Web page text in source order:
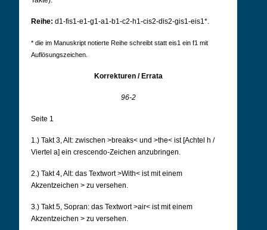
Reihe: d1-fis1-e1-g1-a1-b1-c2-h1-cis2-dis2-gis1-eis1*.
* die im Manuskript notierte Reihe schreibt statt eis1 ein f1 mit
Auflösungszeichen.
Korrekturen / Errata
96-2
Seite 1
1.) Takt 3, Alt: zwischen >breaks< und >the< ist [Achtel h /
Viertel a] ein crescendo-Zeichen anzubringen.
2.) Takt 4, Alt: das Textwort >With< ist mit einem
Akzentzeichen > zu versehen.
3.) Takt 5, Sopran: das Textwort >air< ist mit einem
Akzentzeichen > zu versehen.